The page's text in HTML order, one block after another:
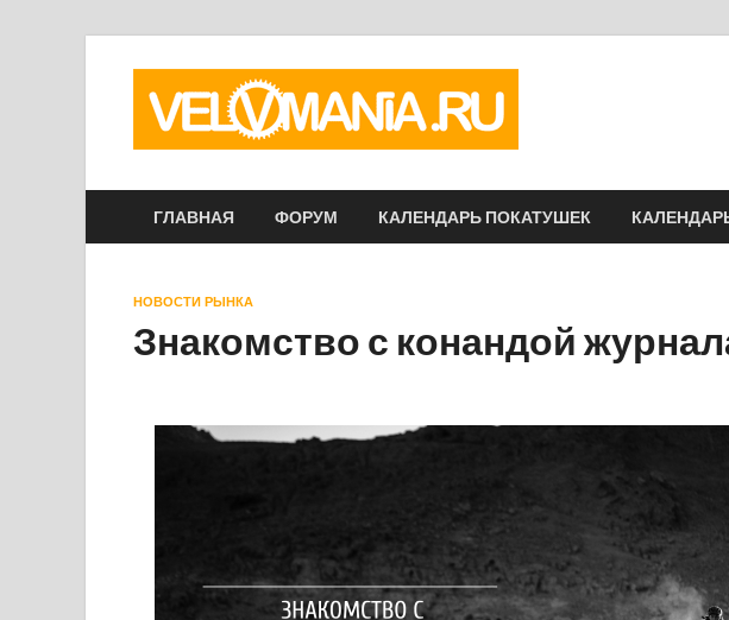
ГЛАВНАЯ ФОРУМ КАЛЕНДАРЬ ПОКАТУШЕК
НОВОСТИ РЫНКА
Знакомство с конандой